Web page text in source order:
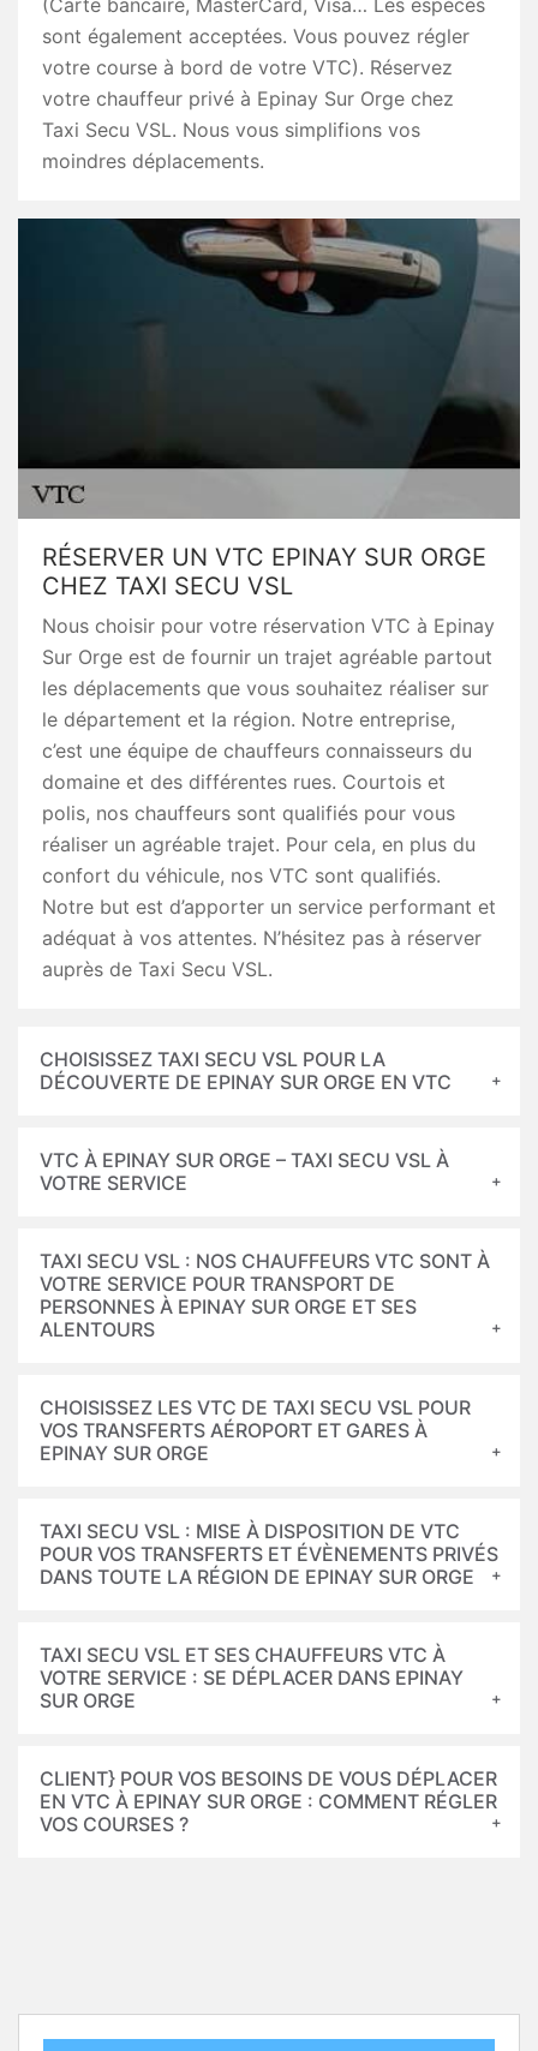
(Carte bancaire, MasterCard, Visa… Les espèces
sont également acceptées. Vous pouvez régler
votre course à bord de votre VTC). Réservez
votre chauffeur privé à Epinay Sur Orge chez
Taxi Secu VSL. Nous vous simplifions vos
moindres déplacements.
RÉSERVER UN VTC EPINAY SUR ORGE
CHEZ TAXI SECU VSL
Nous choisir pour votre réservation VTC à Epinay
Sur Orge est de fournir un trajet agréable partout
les déplacements que vous souhaitez réaliser sur
le département et la région. Notre entreprise,
c’est une équipe de chauffeurs connaisseurs du
domaine et des différentes rues. Courtois et
polis, nos chauffeurs sont qualifiés pour vous
réaliser un agréable trajet. Pour cela, en plus du
confort du véhicule, nos VTC sont qualifiés.
Notre but est d’apporter un service performant et
adéquat à vos attentes. N’hésitez pas à réserver
auprès de Taxi Secu VSL.
CHOISISSEZ TAXI SECU VSL POUR LA
DÉCOUVERTE DE EPINAY SUR ORGE EN VTC
VTC À EPINAY SUR ORGE – TAXI SECU VSL À
VOTRE SERVICE
TAXI SECU VSL : NOS CHAUFFEURS VTC SONT À
VOTRE SERVICE POUR TRANSPORT DE
PERSONNES À EPINAY SUR ORGE ET SES
ALENTOURS
CHOISISSEZ LES VTC DE TAXI SECU VSL POUR
VOS TRANSFERTS AÉROPORT ET GARES À
EPINAY SUR ORGE
TAXI SECU VSL : MISE À DISPOSITION DE VTC
POUR VOS TRANSFERTS ET ÉVÈNEMENTS PRIVÉS
DANS TOUTE LA RÉGION DE EPINAY SUR ORGE
TAXI SECU VSL ET SES CHAUFFEURS VTC À
VOTRE SERVICE : SE DÉPLACER DANS EPINAY
SUR ORGE
CLIENT} POUR VOS BESOINS DE VOUS DÉPLACER
EN VTC À EPINAY SUR ORGE : COMMENT RÉGLER
VOS COURSES ?